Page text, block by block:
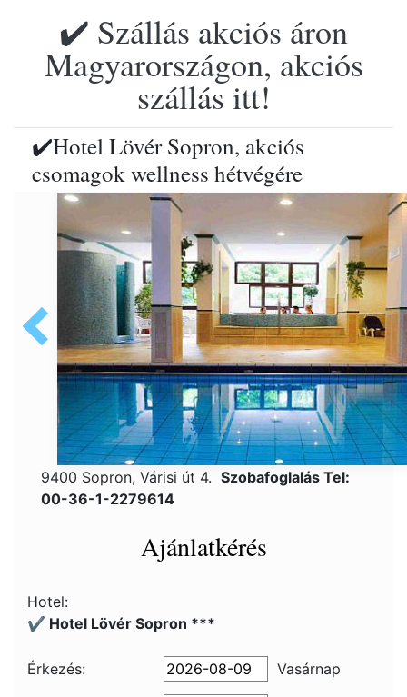
✔️ Szállás akciós áron
Magyarországon, akciós
szállás itt!
✔️Hotel Lövér Sopron, akciós
csomagok wellness hétvégére
9400 Sopron, Várisi út 4. Szobafoglalás Tel:
00-36-1-2279614
Ajánlatkérés
Hotel:
✔️ Hotel Lövér Sopron ***
Érkezés: Vasárnap